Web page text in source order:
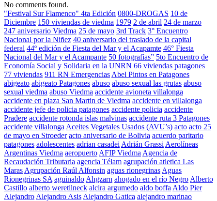
No comments found.
"Festival Sur Flamenco" 4ta Edición 0800-DROGAS 10 de
Diciembre 150 viviendas de viedma 1979 2 de abril 24 de marzo
247 aniversario Viedma 25 de mayo 3rd Track 3° Encuentro
Nacional por la Niñez 40 aniversario del traslado de la capital
federal 44º edición de Fiesta del Mar y el Acapamte 46° Fiesta
Nacional del Mar y el Acampante 50 fotografías” 5to Encuentro de
Economía Social y Solidaria en la UNRN 66 viviendas patagones
77 viviendas 911 RN Emergencias Abel Pintos en Patagones
abigeato abigeato Patagones abuso abuso sexual las grutas abuso
sexual viedma abuso Viedma accidente avioneta villalonga
accidente en plaza San Martin de Viedma accidente en villalonga
accidente jefe de policia patagones accidente policia accidente
Pradere accidente rotonda islas malvinas accidente ruta 3 Patagones
accidente villalonga Aceites Vegetales Usados (AVU’s) acto acto 25
de mayo en Stroeder acto aniversario de Bolivia acuerdo paritario
patagones adolescentes adrian casadei Adrián Grassi Aerolíneas
Argentinas Viedma aeropuerto AFIP Viedma Agencia de
Recaudación Tributaria agencia Télam agrupación atletica Las
Maras Agrupación Raúl Alfonsin aguas rionegrinas Aguas
Rionegrinas SA aguinaldo Ahgzarn ahogado en el río Negro Alberto
Castillo alberto weretilneck alcira argumedo aldo boffa Aldo Pier
Alejandro Alejandro Asis Alejandro Gatica alejandro marinao